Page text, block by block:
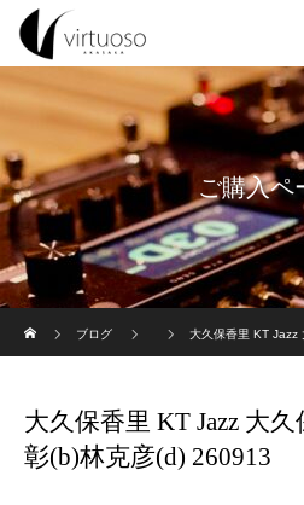
ご購入ペ
ブログ
大久保香里 KT Jazz
大久保香里 KT Jazz 大
彰(b)林克彦(d) 260913